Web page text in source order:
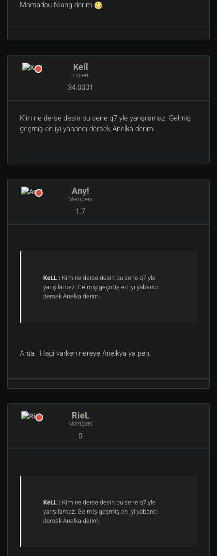
Mamadou Niang derim
Kell
Expert
34.0001
Kim ne derse desin bu sene q7 yle yarışılamaz. Gelmiş
geçmiş en iyi yabancı dersek Anelka derim.
Any!
Members
1.7
KeLL : Kim ne derse desin bu sene q7 yle
yarışılamaz. Gelmiş geçmiş en iyi yabancı
dersek Anelka derim.
Arda , Hagi varken nereye Anelkya ya peh.
RieL
Members
0
KeLL : Kim ne derse desin bu sene q7 yle
yarışılamaz. Gelmiş geçmiş en iyi yabancı
dersek Anelka derim.